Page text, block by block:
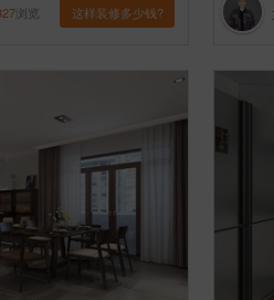
浏览 这样装修多少钱?